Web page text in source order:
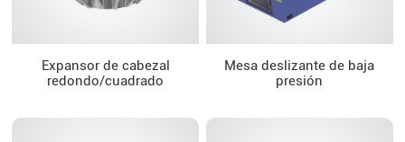
Expansor de cabezal
redondo/cuadrado
Mesa deslizante de baja
presión